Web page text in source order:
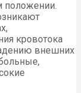
положении.
кровотока
внешних